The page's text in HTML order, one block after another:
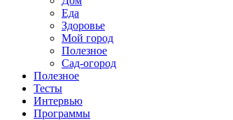
Еда
Здоровье
Мой город
Полезное
Сад-огород
Полезное
Тесты
Интервью
Программы